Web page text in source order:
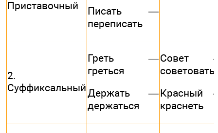
Приставочный
Писать —
переписать
2.
Суффиксальный
Греть —
греться
Держать —
держаться
Совет
советовать
Красный
краснеть